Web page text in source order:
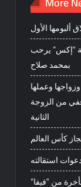
الأول
“إكس” يرحب
بمحمد صلاح
وعملها
من الزوجة
الثانية
كأس العالم
استقالته
من “فيفا”